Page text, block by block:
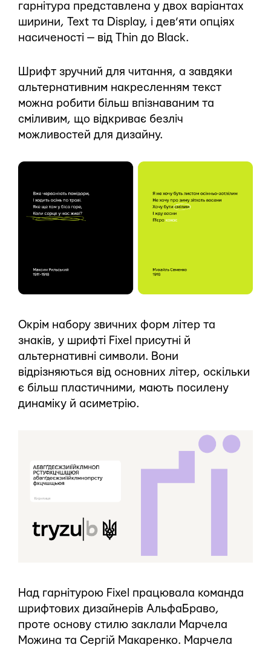
гарнітура представлена у двох варіантах
ширини, Text та Display, і дев’яти опціях
насиченості — від Thin до Black.
Шрифт зручний для читання, а завдяки
альтернативним накресленням текст
можна робити більш впізнаваним та
сміливим, що відкриває безліч
можливостей для дизайну.
Окрім набору звичних форм літер та
знаків, у шрифті Fixel присутні й
альтернативні символи. Вони
відрізняються від основних літер, оскільки
є більш пластичними, мають посилену
динаміку й асиметрію.
Над гарнітурою Fixel працювала команда
шрифтових дизайнерів АльфаБраво,
проте основу стилю заклали Марчела
Можина та Сергій Макаренко. Марчела